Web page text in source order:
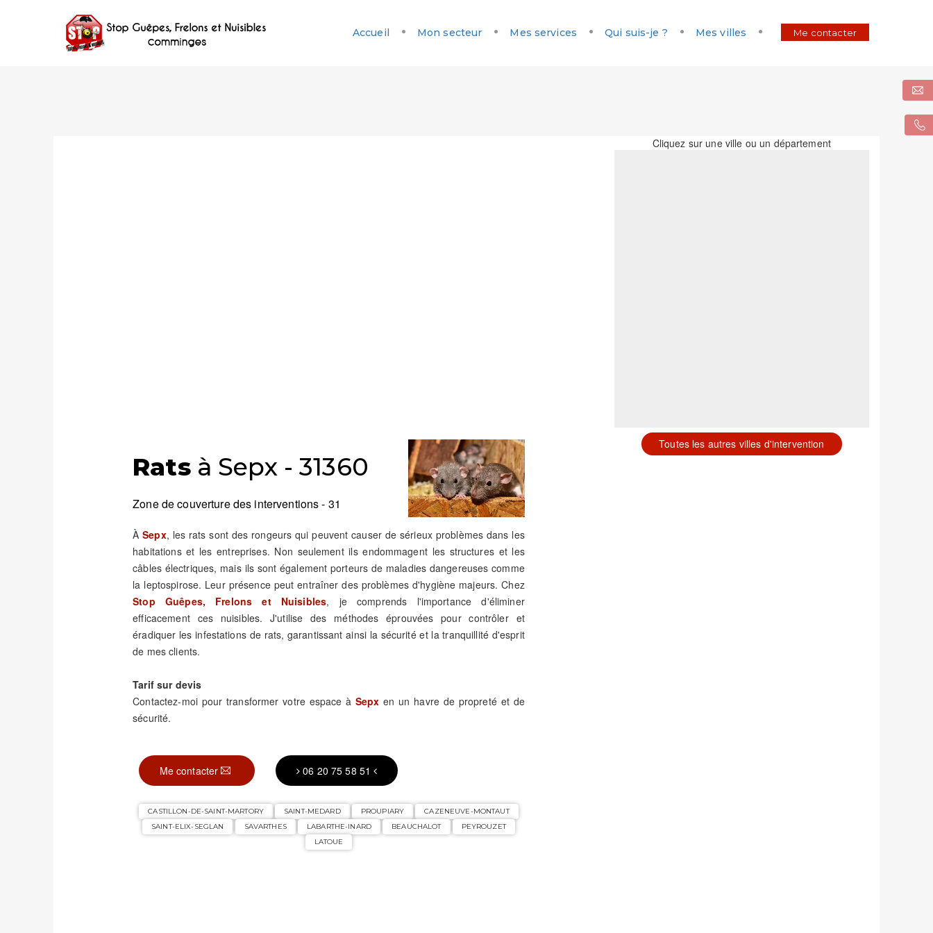
Accueil Mon secteur Mes services Qui suis-je ? Mes villes Me contacter
Ratsà Sepx - 31360
Zone de couverture des interventions - 31
ÀSepx, les rats sont des rongeurs qui peuvent causer de sérieux problèmes dans les
habitations et les entreprises. Non seulement ils endommagent les structures et les
câbles électriques, mais ils sont également porteurs de maladies dangereuses comme
la leptospirose. Leur présence peut entraîner des problèmes d'hygiène majeurs. Chez
Stop Guêpes, Frelons et Nuisibles, je comprends l'importance d'éliminer
efficacement ces nuisibles. J'utilise des méthodes éprouvées pour contrôler et
éradiquer les infestations de rats, garantissant ainsi la sécurité et la tranquillité d'esprit
de mes clients.
Tarif sur devis
Contactez-moi pour transformer votre espace àSepx en un havre de propreté et de
sécurité.
Me contacter 06 20 75 58 51
CASTILLON-DE-SAINT-MARTORY SAINT-MEDARD PROUPIARY
CAZENEUVE-MONTAUT
SAINT-ELIX-SEGLAN
SAVARTHES LABARTHE-INARD BEAUCHALOT
PEYROUZET
LATOUE
Cliquez sur une ville ou un département
Toutes les autres villes d'intervention